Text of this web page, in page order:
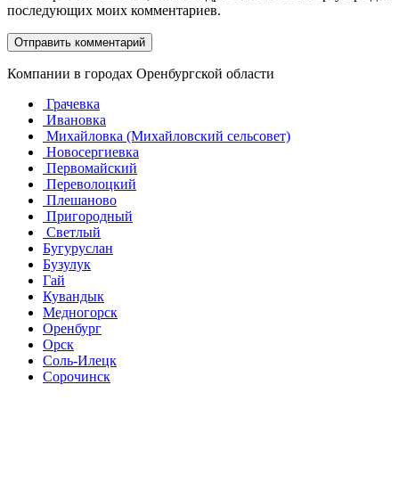
последующих моих комментариев.
Компании в городах Оренбургской области
Грачевка
Ивановка
Михайловка (Михайловский сельсовет)
Новосергиевка
Первомайский
Переволоцкий
Плешаново
Пригородный
Светлый
Бугуруслан
Бузулук
Гай
Кувандык
Медногорск
Оренбург
Орск
Соль-Илецк
Сорочинск